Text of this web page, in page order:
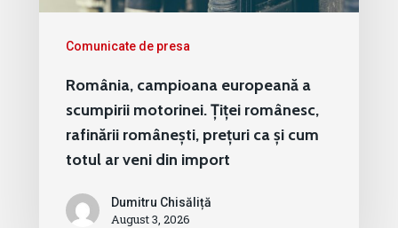
Comunicate de presa
România, campioana europeană a
scumpirii motorinei. Țiței românesc,
rafinării românești, prețuri ca și cum
totul ar veni din import
Dumitru Chisăliță
August 3, 2026